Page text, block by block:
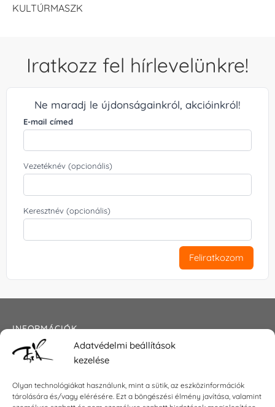
Adatvédelmi beállítások
kezelése
Olyan technológiákat használunk, mint a sütik, az eszközinformációk
tárolására és/vagy elérésére. Ezt a böngészési élmény javítása, valamint
KULTÚRMASZK
Iratkozz fel hírlevelünkre!
Ne maradj le újdonságainkról, akcióinkról!
E-mail címed
Vezetéknév (opcionális)
Keresztnév (opcionális)
Feliratkozom
INFORMÁCIÓK
Általános szerződési feltételek
Impresszum